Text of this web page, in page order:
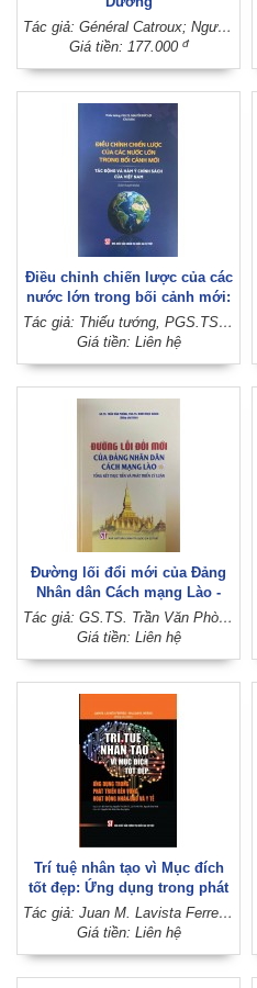
Tác giả: Général Catroux; Người dịch: Mai Yên Thi; Người hiệu đính: Trịnh Thị Thu Thủy
Giá tiền: 177.000 đ
Điều chỉnh chiến lược của các
nước lớn trong bối cảnh mới:
Tác động và hàm ý chính sách
của Việt Nam (Sách chuyên
Tác giả: Thiếu tướng, PGS.TS. Nguyễn Đức Lợi (Chủ biên)
Giá tiền: Liên hệ
Đường lối đổi mới của Đảng
Nhân dân Cách mạng Lào -
Tổng kết thực tiễn và phát
triển lý luận
Tác giả: GS.TS. Trần Văn Phòng, PGS.TS. Đinh Ngọc Giang (Đồng chủ biên)
Giá tiền: Liên hệ
Trí tuệ nhân tạo vì Mục đích
tốt đẹp: Ứng dụng trong phát
triển bền vững, hoạt động
nhân đạo và y tế
Tác giả: Juan M. Lavista Ferres - William B. Weeks (Đồng chủ biên)
Giá tiền: Liên hệ